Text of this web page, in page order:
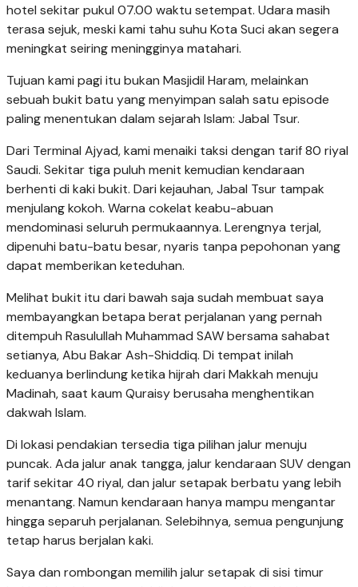
hotel sekitar pukul 07.00 waktu setempat. Udara masih
terasa sejuk, meski kami tahu suhu Kota Suci akan segera
meningkat seiring meningginya matahari.
Tujuan kami pagi itu bukan Masjidil Haram, melainkan
sebuah bukit batu yang menyimpan salah satu episode
paling menentukan dalam sejarah Islam: Jabal Tsur.
Dari Terminal Ajyad, kami menaiki taksi dengan tarif 80 riyal
Saudi. Sekitar tiga puluh menit kemudian kendaraan
berhenti di kaki bukit. Dari kejauhan, Jabal Tsur tampak
menjulang kokoh. Warna cokelat keabu-abuan
mendominasi seluruh permukaannya. Lerengnya terjal,
dipenuhi batu-batu besar, nyaris tanpa pepohonan yang
dapat memberikan keteduhan.
Melihat bukit itu dari bawah saja sudah membuat saya
membayangkan betapa berat perjalanan yang pernah
ditempuh Rasulullah Muhammad SAW bersama sahabat
setianya, Abu Bakar Ash-Shiddiq. Di tempat inilah
keduanya berlindung ketika hijrah dari Makkah menuju
Madinah, saat kaum Quraisy berusaha menghentikan
dakwah Islam.
Di lokasi pendakian tersedia tiga pilihan jalur menuju
puncak. Ada jalur anak tangga, jalur kendaraan SUV dengan
tarif sekitar 40 riyal, dan jalur setapak berbatu yang lebih
menantang. Namun kendaraan hanya mampu mengantar
hingga separuh perjalanan. Selebihnya, semua pengunjung
tetap harus berjalan kaki.
Saya dan rombongan memilih jalur setapak di sisi timur